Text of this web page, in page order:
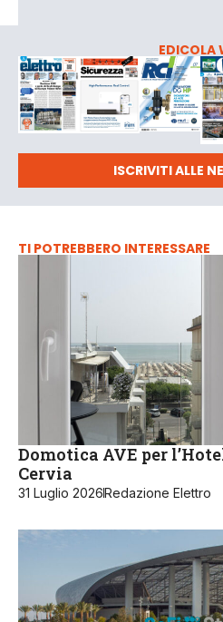
EDICOLA
ISCRIVITI ALLE
TI POTREBBERO INTERESSARE
Domotica AVE per
Cervia
31 Luglio 2026Redazione Elettro